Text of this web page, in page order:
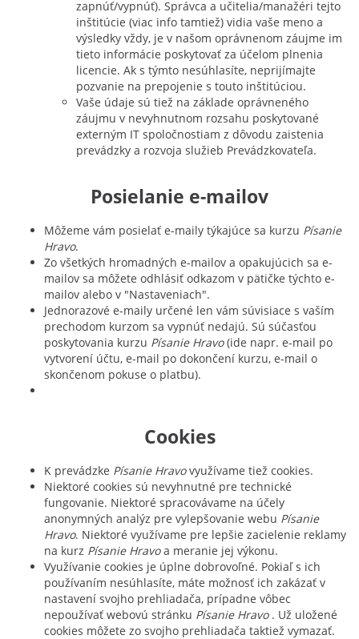
zapnúť/vypnúť). Správca a učitelia/manažéri tejto
inštitúcie (viac info tamtiež) vidia vaše meno a
výsledky vždy, je v našom oprávnenom záujme im
tieto informácie poskytovať za účelom plnenia
licencie. Ak s týmto nesúhlasíte, neprijímajte
pozvanie na prepojenie s touto inštitúciou.
Vaše údaje sú tiež na základe oprávneného
záujmu v nevyhnutnom rozsahu poskytované
externým IT spoločnostiam z dôvodu zaistenia
prevádzky a rozvoja služieb Prevádzkovateľa.
Posielanie e-mailov
Môžeme vám posielať e-maily týkajúce sa kurzu Písanie
Hravo.
Zo všetkých hromadných e-mailov a opakujúcich sa e-
mailov sa môžete odhlásiť odkazom v pätičke týchto e-
mailov alebo v "Nastaveniach".
Jednorazové e-maily určené len vám súvisiace s vaším
prechodom kurzom sa vypnúť nedajú. Sú súčasťou
poskytovania kurzu Písanie Hravo(ide napr. e-mail po
vytvorení účtu, e-mail po dokončení kurzu, e-mail o
skončenom pokuse o platbu).
Cookies
K prevádzke Písanie Hravovyužívame tiež cookies.
Niektoré cookies sú nevyhnutné pre technické
fungovanie. Niektoré spracovávame na účely
anonymných analýz pre vylepšovanie webu Písanie
Hravo. Niektoré využívame pre lepšie zacielenie reklamy
na kurz Písanie Hravoa meranie jej výkonu.
Využívanie cookies je úplne dobrovoľné. Pokiaľ s ich
používaním nesúhlasíte, máte možnosť ich zakázať v
nastavení svojho prehliadača, prípadne vôbec
nepoužívať webovú stránku Písanie Hravo . Už uložené
cookies môžete zo svojho prehliadača taktiež vymazať.